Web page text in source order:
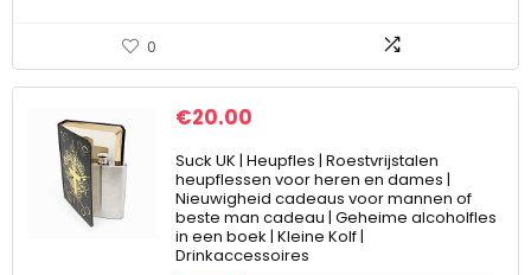
0
€20.00
Suck UK | Heupfles | Roestvrijstalen
heupflessen voor heren en dames |
Nieuwigheid cadeaus voor mannen of
beste man cadeau | Geheime alcoholfles
in een boek | Kleine Kolf |
Drinkaccessoires